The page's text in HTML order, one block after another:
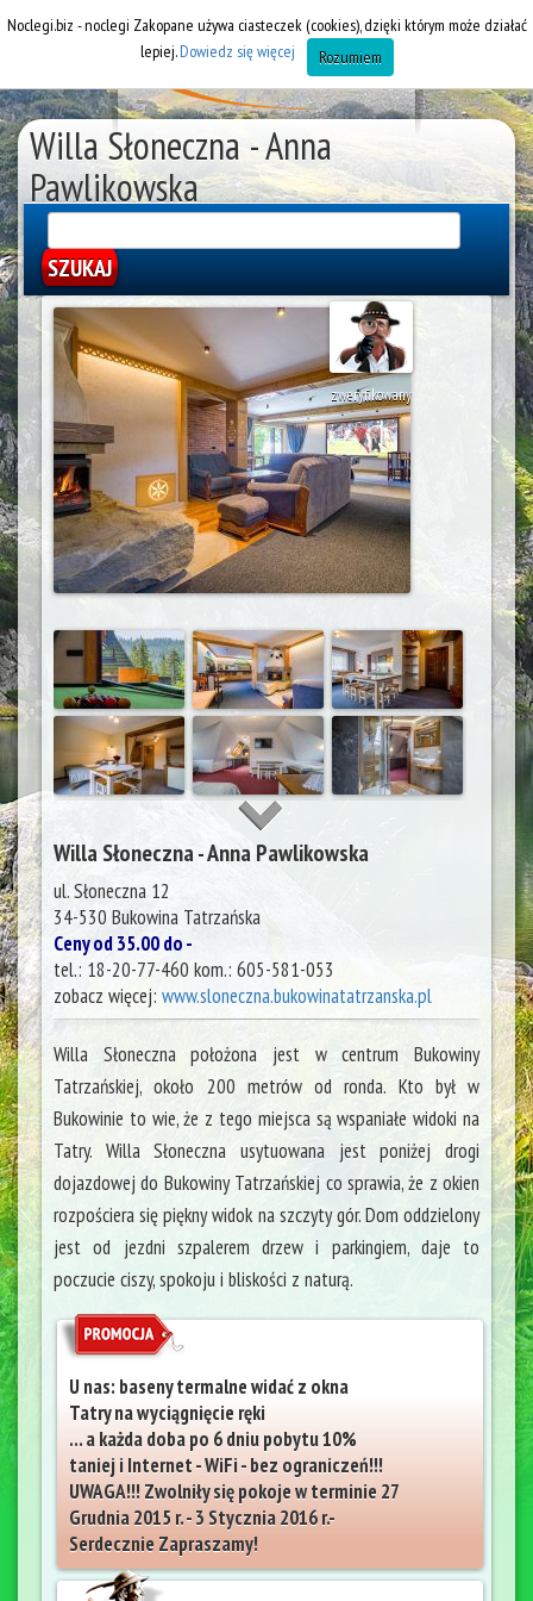
Willa Słoneczna - Anna
Pawlikowska
Wille Bukowina Tatrzańska
zweryfikowany
Willa Słoneczna - Anna Pawlikowska
ul. Słoneczna 12
34-530 Bukowina Tatrzańska
Ceny od 35.00 do -
tel.: 18-20-77-460 kom.: 605-581-053
zobacz więcej: www.sloneczna.bukowinatatrzanska.pl
Willa Słoneczna położona jest w centrum Bukowiny
Tatrzańskiej, około 200 metrów od ronda. Kto był w
Bukowinie to wie, że z tego miejsca są wspaniałe widoki na
Tatry. Willa Słoneczna usytuowana jest poniżej drogi
dojazdowej do Bukowiny Tatrzańskiej co sprawia, że z okien
rozpościera się piękny widok na szczyty gór. Dom oddzielony
jest od jezdni szpalerem drzew i parkingiem, daje to
poczucie ciszy, spokoju i bliskości z naturą.
U nas: baseny termalne widać z okna
Tatry na wyciągnięcie ręki
... a każda doba po 6 dniu pobytu 10%
taniej i Internet - WiFi - bez ograniczeń!!!
UWAGA!!! Zwolniły się pokoje w terminie 27
Grudnia 2015 r. - 3 Stycznia 2016 r.-
Serdecznie Zapraszamy!
Noclegi.biz - noclegi Zakopane używa ciasteczek (cookies), dzięki którym może działać
lepiej.Dowiedz się więcej Rozumiem